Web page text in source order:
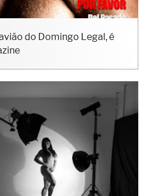
do Domingo Legal, é